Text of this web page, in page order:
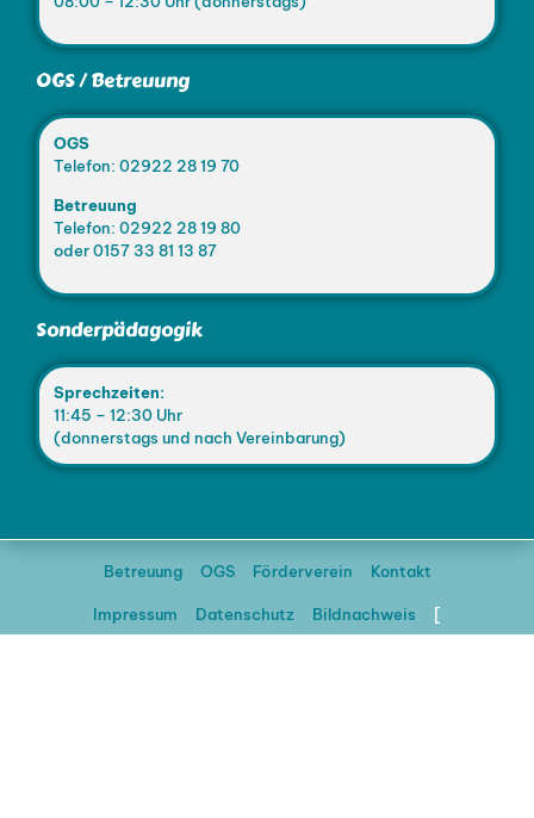
OGS / Betreuung
OGS
Telefon: 02922 28 19 70
Betreuung
Telefon: 02922 28 19 80
oder 0157 33 81 13 87
Sonderpädagogik
Sprechzeiten:
11:45 – 12:30 Uhr
(donnerstags und nach Vereinbarung)
Betreuung OGS Förderverein Kontakt
Impressum Datenschutz Bildnachweis [